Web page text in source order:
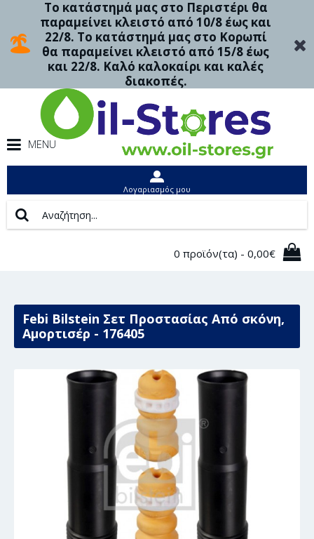
Το κατάστημά μας στο Περιστέρι θα
παραμείνει κλειστό από 10/8 έως και
22/8. Το κατάστημά μας στο Κορωπί
θα παραμείνει κλειστό από 15/8 έως
και 22/8. Καλό καλοκαίρι και καλές
διακοπές.
MENU
Λογαριασμός μου
0 προϊόν(τα) - 0,00€
Febi Bilstein Σετ Προστασίας Από σκόνη,
Αμορτισέρ - 176405